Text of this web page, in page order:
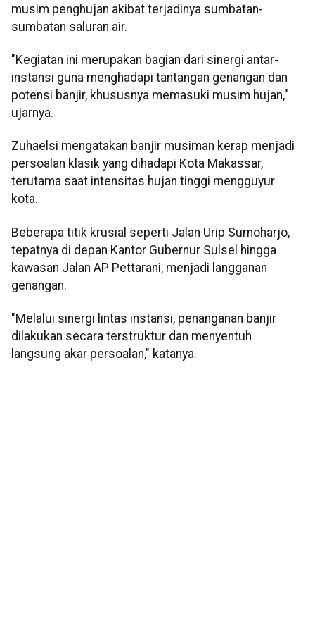
musim penghujan akibat terjadinya sumbatan-
sumbatan saluran air.
"Kegiatan ini merupakan bagian dari sinergi antar-
instansi guna menghadapi tantangan genangan dan
potensi banjir, khususnya memasuki musim hujan,"
ujarnya.
Zuhaelsi mengatakan banjir musiman kerap menjadi
persoalan klasik yang dihadapi Kota Makassar,
terutama saat intensitas hujan tinggi mengguyur
kota.
Beberapa titik krusial seperti Jalan Urip Sumoharjo,
tepatnya di depan Kantor Gubernur Sulsel hingga
kawasan Jalan AP Pettarani, menjadi langganan
genangan.
"Melalui sinergi lintas instansi, penanganan banjir
dilakukan secara terstruktur dan menyentuh
langsung akar persoalan," katanya.